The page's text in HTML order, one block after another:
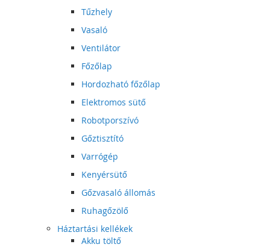
Tűzhely
Vasaló
Ventilátor
Főzőlap
Hordozható főzőlap
Elektromos sütő
Robotporszívó
Gőztisztító
Varrógép
Kenyérsütő
Gőzvasaló állomás
Ruhagőzölő
Háztartási kellékek
Akku töltő